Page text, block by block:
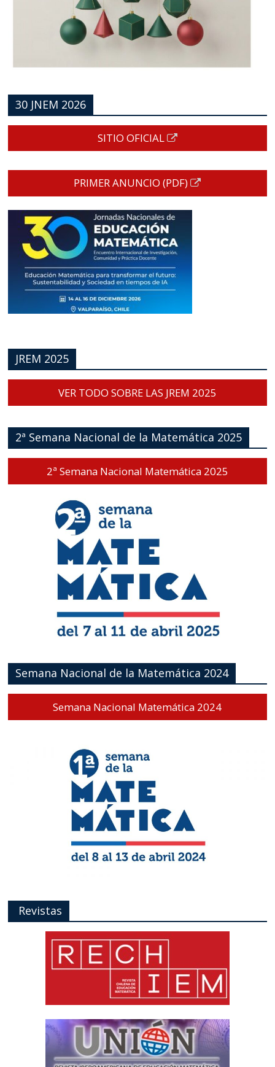
30 JNEM 2026
SITIO OFICIAL
PRIMER ANUNCIO (PDF)
JREM 2025
VER TODO SOBRE LAS JREM 2025
2ª Semana Nacional de la Matemática 2025
2ª Semana Nacional Matemática 2025
Semana Nacional de la Matemática 2024
Semana Nacional Matemática 2024
Revistas